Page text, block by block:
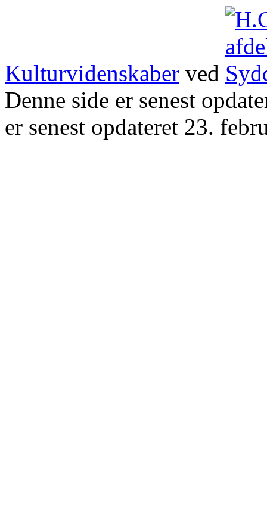
Kulturvidenskaber ved
Denne side er senest
er senest opdateret 23.